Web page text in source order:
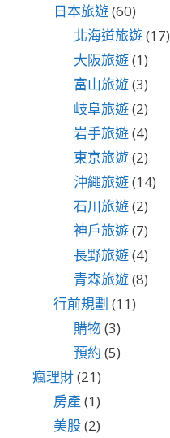
日本旅遊(60)
北海道旅遊(17)
大阪旅遊(1)
富山旅遊(3)
岐阜旅遊(2)
岩手旅遊(4)
東京旅遊(2)
沖繩旅遊(14)
石川旅遊(2)
神戶旅遊(7)
長野旅遊(4)
青森旅遊(8)
行前規劃 (11)
購物(3)
預約 (5)
瘋理財(21)
房產 (1)
美股(2)